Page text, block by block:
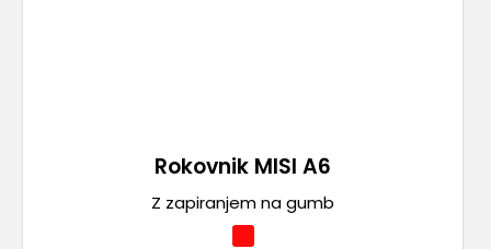
Rokovnik MISI A6
Z zapiranjem na gumb